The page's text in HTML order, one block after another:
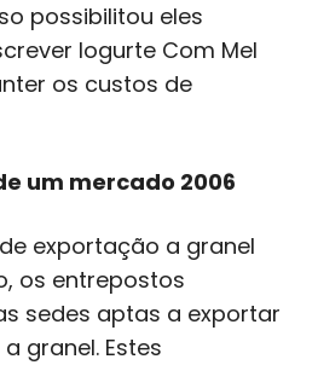
possibilitou eles
Iogurte Com Mel
os custos de
um mercado 2006
exportação a granel
os entrepostos
sedes aptas a exportar
granel. Estes